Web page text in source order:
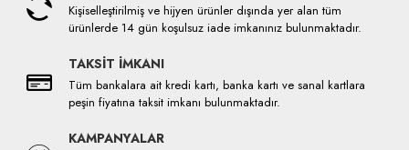
Kişiselleştirilmiş ve hijyen ürünler dışında yer alan tüm
ürünlerde 14 gün koşulsuz iade imkanınız bulunmaktadır.
TAKSİT İMKANI
Tüm bankalara ait kredi kartı, banka kartı ve sanal kartlara
peşin fiyatına taksit imkanı bulunmaktadır.
KAMPANYALAR